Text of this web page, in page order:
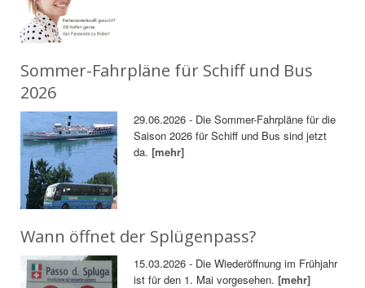
Sommer-Fahrpläne für Schiff und Bus
2026
29.06.2026 - Die Sommer-Fahrpläne für die
Saison 2026 für Schiff und Bus sind jetzt
da.[mehr]
Wann öffnet der Splügenpass?
15.03.2026 - Die Wiederöffnung im Frühjahr
ist für den 1. Mai vorgesehen.[mehr]